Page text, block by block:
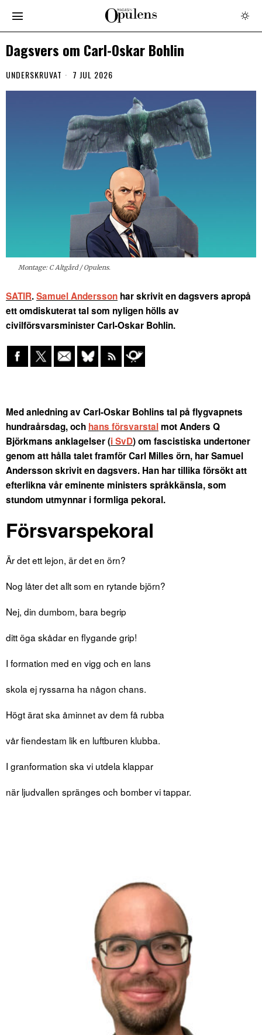
Dagsvers om Carl-Oskar Bohlin
UNDERSKRUVAT 7 JUL 2026
Montage: C Altgård / Opulens.
SATIR.Samuel Andersson har skrivit en dagsvers apropå
ett omdiskuterat tal som nyligen hölls av
civilförsvarsminister Carl-Oskar Bohlin.
Med anledning av Carl-Oskar Bohlins tal på flygvapnets
hundraårsdag, och hans försvarstal mot Anders Q
Björkmans anklagelser (i SvD) om fascistiska undertoner
genom att hålla talet framför Carl Milles örn, har Samuel
Andersson skrivit en dagsvers. Han har tillika försökt att
efterlikna vår eminente ministers språkkänsla, som
stundom utmynnar i formliga pekoral.
Försvarspekoral
Är det ett lejon, är det en örn?
Nog låter det allt som en rytande björn?
Nej, din dumbom, bara begrip
ditt öga skådar en flygande grip!
I formation med en vigg och en lans
skola ej ryssarna ha någon chans.
Högt ärat ska åminnet av dem få rubba
vår fiendestam lik en luftburen klubba.
I granformation ska vi utdela klappar
när ljudvallen spränges och bomber vi tappar.